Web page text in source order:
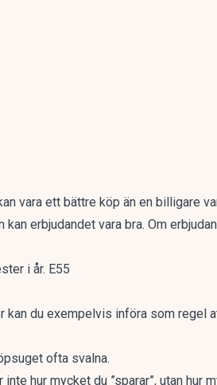
vara ett bättre köp än en billigare
erbjudandet vara bra. Om
i år. E55
du exempelvis införa som regel
ofta svalna.
hur mycket du ”sparar”, utan hur